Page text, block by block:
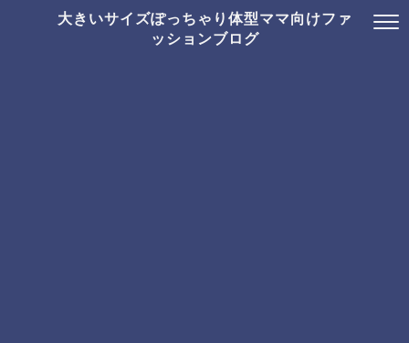
大きいサイズぽっちゃり体型ママ向けファ
ッションブログ